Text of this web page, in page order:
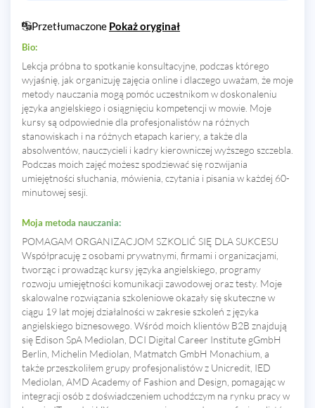
Przetłumaczone Pokaż oryginał
Bio:
Lekcja próbna to spotkanie konsultacyjne, podczas którego
wyjaśnię, jak organizuję zajęcia online i dlaczego uważam, że moje
metody nauczania mogą pomóc uczestnikom w doskonaleniu
języka angielskiego i osiągnięciu kompetencji w mowie. Moje
kursy są odpowiednie dla profesjonalistów na różnych
stanowiskach i na różnych etapach kariery, a także dla
absolwentów, nauczycieli i kadry kierowniczej wyższego szczebla.
Podczas moich zajęć możesz spodziewać się rozwijania
umiejętności słuchania, mówienia, czytania i pisania w każdej 60-
minutowej sesji.
Moja metoda nauczania:
POMAGAM ORGANIZACJOM SZKOLIĆ SIĘ DLA SUKCESU
Współpracuję z osobami prywatnymi, firmami i organizacjami,
tworząc i prowadząc kursy języka angielskiego, programy
rozwoju umiejętności komunikacji zawodowej oraz testy. Moje
skalowalne rozwiązania szkoleniowe okazały się skuteczne w
ciągu 19 lat mojej działalności w zakresie szkoleń z języka
angielskiego biznesowego. Wśród moich klientów B2B znajdują
się Edison SpA Mediolan, DCI Digital Career Institute gGmbH
Berlin, Michelin Mediolan, Matmatch GmbH Monachium, a
także przeszkoliłem grupy profesjonalistów z Unicredit, IED
Mediolan, AMD Academy of Fashion and Design, pomagając w
integracji osób z doświadczeniem uchodźczym na rynku pracy w